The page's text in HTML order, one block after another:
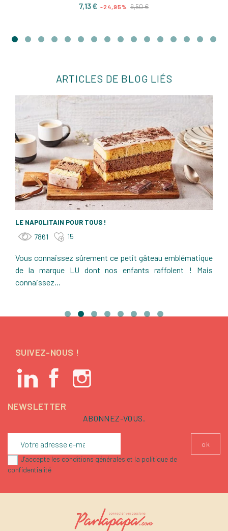
7,13 € Prix
-24,95% 9,50 €Prix
ARTICLES DE BLOG LIÉS
LE NAPOLITAIN POUR TOUS !
7861 15
Vous connaissez sûrement ce petit gâteau emblématique
de la marque LU dont nos enfants raffolent ! Mais
connaissez...
SUIVEZ-NOUS !
NEWSLETTER
ABONNEZ-VOUS.
J'accepte les conditions générales et la politique de
confidentialité